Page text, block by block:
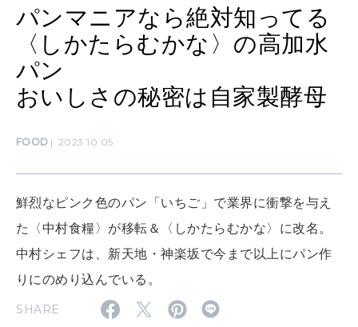
自分を耕す
いい人生って？
2026年9月号「北海道 おいしく遊ぶ、夏のご褒美旅。」
2026年7月号「鎌倉 ローカルが 教えてくれた 本当の歩き方。」
2026年6月号「大銀座 トレンドが生まれる 新しい一流店へ。」
MAGAZINE
パンマニアなら絶対知ってる
〈しかたらむかな〉の高加水
パン
おいしさの秘密は自家製酵母
FOOD 2023.10.05
鮮烈なピンク色のパン「いちご」で業界に衝撃を与え
た〈中村食糧〉が移転＆〈しかたらむかな〉に改名。
中村シェフは、新天地・神楽坂で今まで以上にパン作
りにのめり込んでいる。
SHARE